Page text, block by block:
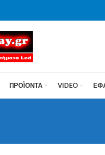
ΠΡΟΪΌΝΤΑ VIDEO